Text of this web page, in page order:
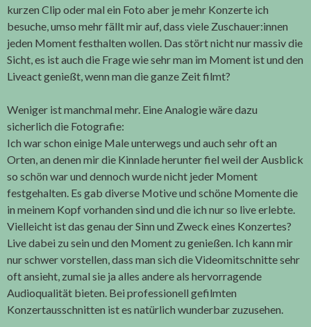
kurzen Clip oder mal ein Foto aber je mehr Konzerte ich
besuche, umso mehr fällt mir auf, dass viele Zuschauer:innen
jeden Moment festhalten wollen. Das stört nicht nur massiv die
Sicht, es ist auch die Frage wie sehr man im Moment ist und den
Liveact genießt, wenn man die ganze Zeit filmt?
Weniger ist manchmal mehr. Eine Analogie wäre dazu
sicherlich die Fotografie:
Ich war schon einige Male unterwegs und auch sehr oft an
Orten, an denen mir die Kinnlade herunter fiel weil der Ausblick
so schön war und dennoch wurde nicht jeder Moment
festgehalten. Es gab diverse Motive und schöne Momente die
in meinem Kopf vorhanden sind und die ich nur so live erlebte.
Vielleicht ist das genau der Sinn und Zweck eines Konzertes?
Live dabei zu sein und den Moment zu genießen. Ich kann mir
nur schwer vorstellen, dass man sich die Videomitschnitte sehr
oft ansieht, zumal sie ja alles andere als hervorragende
Audioqualität bieten. Bei professionell gefilmten
Konzertausschnitten ist es natürlich wunderbar zuzusehen.